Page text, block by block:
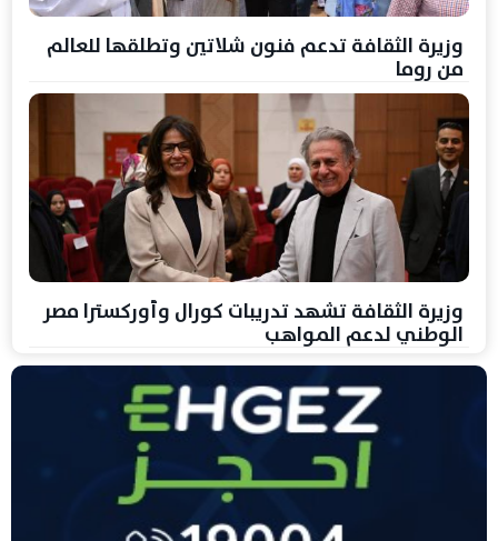
وزيرة الثقافة تدعم فنون شلاتين وتطلقها للعالم
من روما
وزيرة الثقافة تشهد تدريبات كورال وأوركسترا مصر
الوطني لدعم المواهب